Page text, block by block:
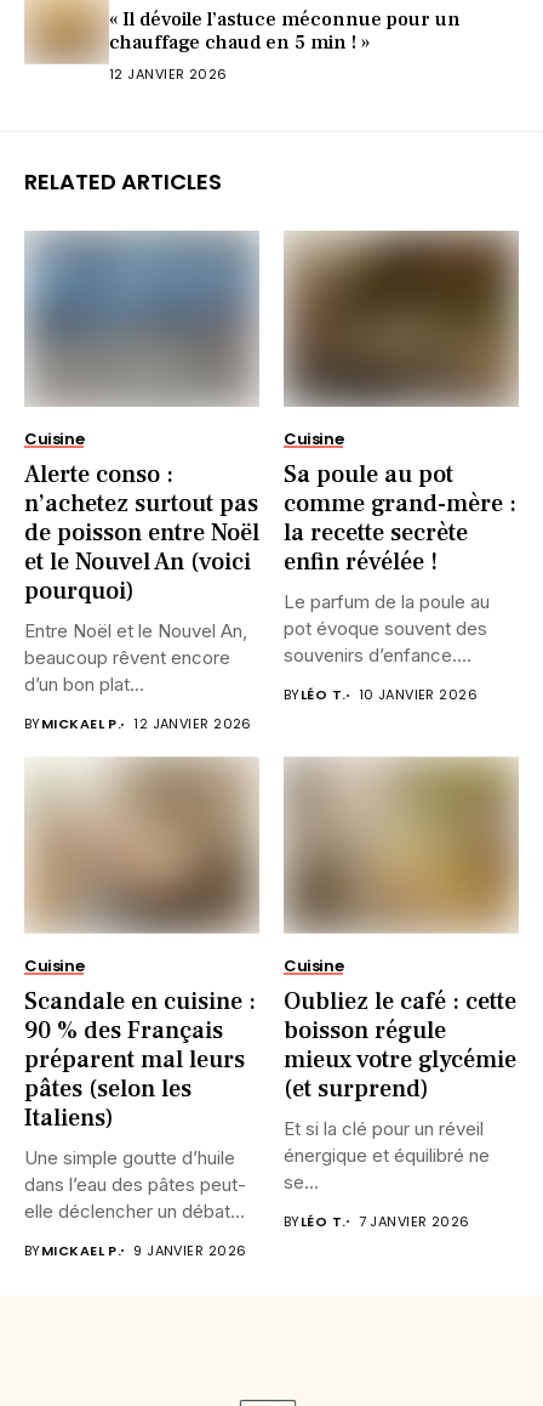
« Il dévoile l’astuce méconnue pour un
chauffage chaud en 5 min ! »
12 JANVIER 2026
RELATED ARTICLES
Cuisine
Alerte conso :
n’achetez surtout pas
de poisson entre Noël
et le Nouvel An (voici
pourquoi)
Entre Noël et le Nouvel An,
beaucoup rêvent encore
d’un bon plat...
BYMICKAEL P. 12 JANVIER 2026
Cuisine
Sa poule au pot
comme grand-mère :
la recette secrète
enfin révélée !
Le parfum de la poule au
pot évoque souvent des
souvenirs d’enfance....
BYLÉO T. 10 JANVIER 2026
Cuisine
Scandale en cuisine :
90 % des Français
préparent mal leurs
pâtes (selon les
Italiens)
Une simple goutte d’huile
dans l’eau des pâtes peut-
elle déclencher un débat...
BYMICKAEL P. 9 JANVIER 2026
Cuisine
Oubliez le café : cette
boisson régule
mieux votre glycémie
(et surprend)
Et si la clé pour un réveil
énergique et équilibré ne
se...
BYLÉO T. 7 JANVIER 2026